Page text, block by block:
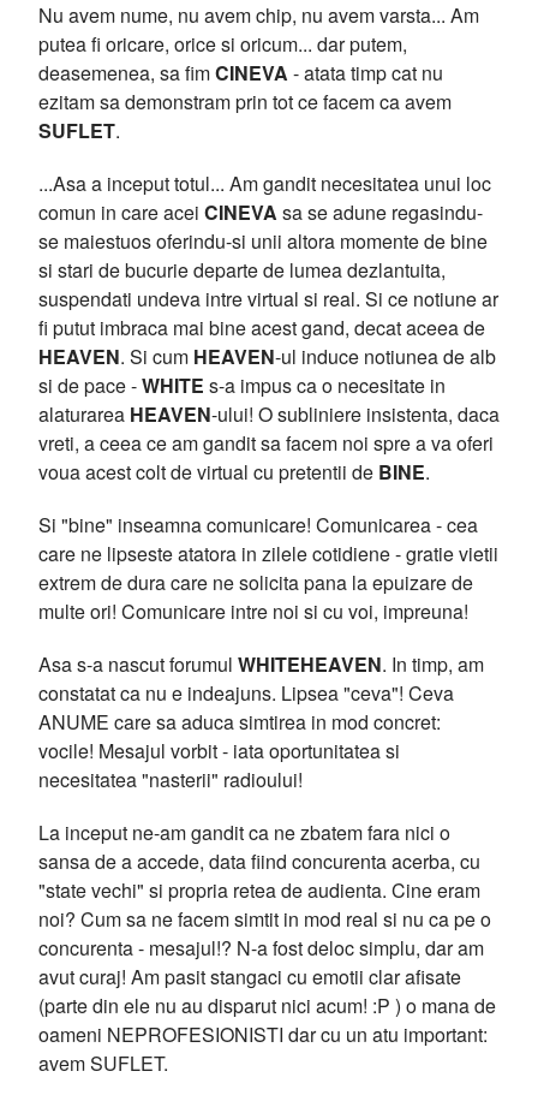
Nu avem nume, nu avem chip, nu avem varsta... Am
putea fi oricare, orice si oricum... dar putem,
deasemenea, sa fimCINEVA - atata timp cat nu
ezitam sa demonstram prin tot ce facem ca avem
SUFLET.
...Asa a inceput totul... Am gandit necesitatea unui loc
comun in care acei CINEVA sa se adune regasindu-
se maiestuos oferindu-si unii altora momente de bine
si stari de bucurie departe de lumea dezlantuita,
suspendati undeva intre virtual si real. Si ce notiune ar
fi putut imbraca mai bine acest gand, decat aceea de
HEAVEN. Si cum HEAVEN-ul induce notiunea de alb
si de pace -WHITE s-a impus ca o necesitate in
alaturarea HEAVEN-ului! O subliniere insistenta, daca
vreti, a ceea ce am gandit sa facem noi spre a va oferi
voua acest colt de virtual cu pretentii de BINE.
Si "bine" inseamna comunicare! Comunicarea - cea
care ne lipseste atatora in zilele cotidiene - gratie vietii
extrem de dura care ne solicita pana la epuizare de
multe ori! Comunicare intre noi si cu voi, impreuna!
Asa s-a nascut forumul WHITEHEAVEN. In timp, am
constatat ca nu e indeajuns. Lipsea "ceva"! Ceva
ANUME care sa aduca simtirea in mod concret:
vocile! Mesajul vorbit - iata oportunitatea si
necesitatea "nasterii" radioului!
La inceput ne-am gandit ca ne zbatem fara nici o
sansa de a accede, data fiind concurenta acerba, cu
"state vechi" si propria retea de audienta. Cine eram
noi? Cum sa ne facem simtit in mod real si nu ca pe o
concurenta - mesajul!? N-a fost deloc simplu, dar am
avut curaj! Am pasit stangaci cu emotii clar afisate
(parte din ele nu au disparut nici acum! :P ) o mana de
oameni NEPROFESIONISTI dar cu un atu important:
avem SUFLET.